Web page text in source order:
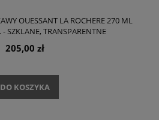
OUESSANT LA ROCHERE 270 ML
- SZKLANE, TRANSPARENTNE
205,00 zł
DO KOSZYKA